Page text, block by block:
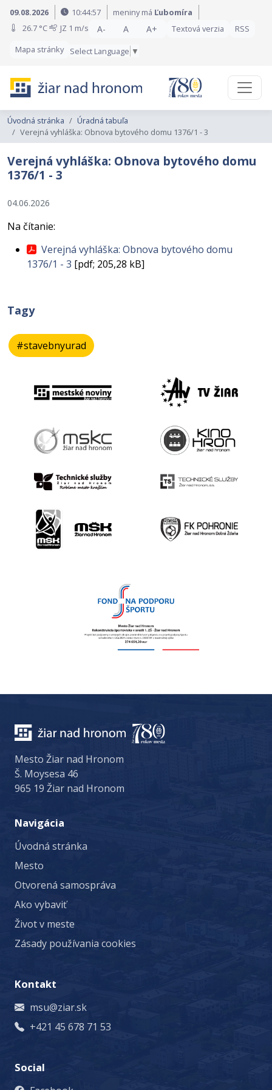
Preskočiť na obsah
Preskočiť na hlavné menu
09.08.2026 10:44:57 meniny má Ľubomíra
26.7 °C
JZ 1 m/s A- A A+ Textová verzia
RSS
Mapa stránky
Select Language ▼
Úvodná stránka
Úradná tabuľa
Verejná vyhláška: Obnova bytového domu 1376/1 - 3
Verejná vyhláška: Obnova bytového domu
1376/1 - 3
04.06.2026
Na čítanie:
Verejná vyhláška: Obnova bytového domu
1376/1 - 3 [pdf; 205,28 kB]
Tagy
#stavebnyurad
Mesto Žiar nad Hronom
Š. Moysesa 46
965 19 Žiar nad Hronom
Navigácia
Úvodná stránka
Mesto
Otvorená samospráva
Ako vybaviť
Život v meste
Zásady používania cookies
Kontakt
msu@ziar.sk
+421 45 678 71 53
Social